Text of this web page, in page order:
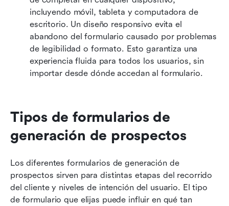
incluyendo móvil, tableta y computadora de
escritorio. Un diseño responsivo evita el
abandono del formulario causado por problemas
de legibilidad o formato. Esto garantiza una
experiencia fluida para todos los usuarios, sin
importar desde dónde accedan al formulario.
Tipos de formularios de
generación de prospectos
Los diferentes formularios de generación de
prospectos sirven para distintas etapas del recorrido
del cliente y niveles de intención del usuario. El tipo
de formulario que elijas puede influir en qué tan